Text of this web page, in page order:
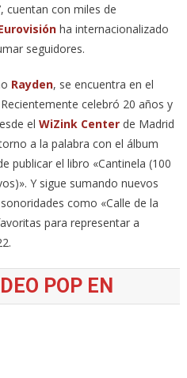
cuentan con miles de
ha internacionalizado
seguidores.
Rayden, se encuentra en el
celebró 20 años y
el WiZink Centerde Madrid
a la palabra con el álbum
publicar el libro «Cantinela (100
Y sigue sumando nuevos
como «Calle de la
para representar a
POP EN